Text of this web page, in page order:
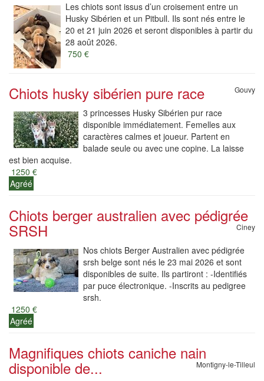
Les chiots sont issus d’un croisement entre un
Husky Sibérien et un Pitbull. Ils sont nés entre le
20 et 21 juin 2026 et seront disponibles à partir du
28 août 2026.
750 €
Chiots husky sibérien pure race Gouvy
3 princesses Husky Sibérien pur race
disponible immédiatement. Femelles aux
caractères calmes et joueur. Partent en
balade seule ou avec une copine. La laisse
est bien acquise.
1250 €
Agréé
Chiots berger australien avec pédigrée
SRSH Ciney
Nos chiots Berger Australien avec pédigrée
srsh belge sont nés le 23 mai 2026 et sont
disponibles de suite. Ils partiront : -Identifiés
par puce électronique. -Inscrits au pedigree
srsh.
1250 €
Agréé
Magnifiques chiots caniche nain
disponible de... Montigny-le-Tilleul